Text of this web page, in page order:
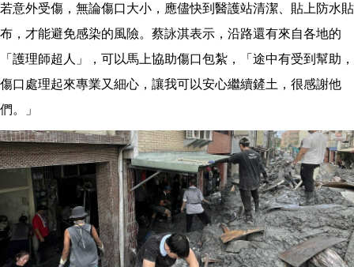
若意外受傷，無論傷口大小，應儘快到醫護站清潔、貼上防水貼
布，才能避免感染的風險。蔡詠淇表示，沿路還有來自各地的
「護理師超人」，可以馬上協助傷口包紮，「途中有受到幫助，
傷口處理起來專業又細心，讓我可以安心繼續鏟土，很感謝他
們。」